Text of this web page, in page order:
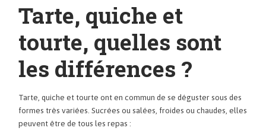
Tarte, quiche et
tourte, quelles sont
les différences ?
Tarte, quiche et tourte ont en commun de se déguster sous des
formes très variées. Sucrées ou salées, froides ou chaudes, elles
peuvent être de tous les repas :